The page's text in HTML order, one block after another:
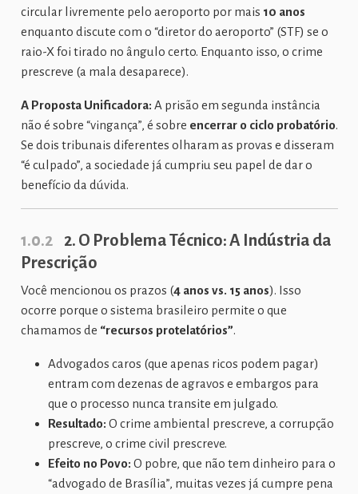
circular livremente pelo aeroporto por mais 10 anos
enquanto discute com o “diretor do aeroporto” (STF) se o
raio-X foi tirado no ângulo certo. Enquanto isso, o crime
prescreve (a mala desaparece).
A Proposta Unificadora: A prisão em segunda instância
não é sobre “vingança”, é sobre encerrar o ciclo probatório.
Se dois tribunais diferentes olharam as provas e disseram
“é culpado”, a sociedade já cumpriu seu papel de dar o
benefício da dúvida.
1.0.2
2. O Problema Técnico: A Indústria da
Prescrição
Você mencionou os prazos (4 anos vs. 15 anos). Isso
ocorre porque o sistema brasileiro permite o que
chamamos de “recursos protelatórios”.
Advogados caros (que apenas ricos podem pagar)
entram com dezenas de agravos e embargos para
que o processo nunca transite em julgado.
Resultado: O crime ambiental prescreve, a corrupção
prescreve, o crime civil prescreve.
Efeito no Povo: O pobre, que não tem dinheiro para o
“advogado de Brasília”, muitas vezes já cumpre pena